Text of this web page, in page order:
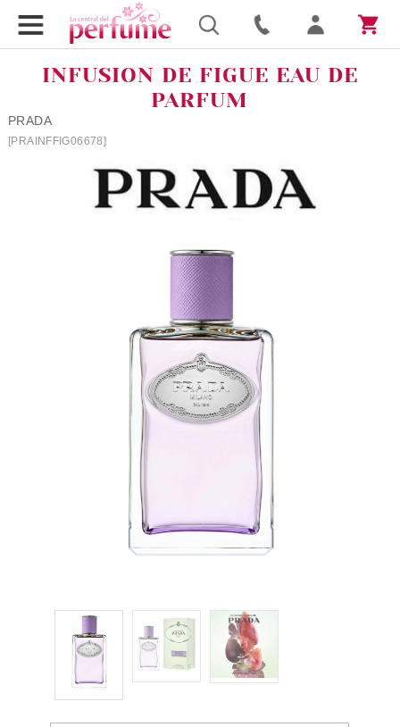
INFUSION DE FIGUE EAU DE
PARFUM
PRADA
[PRAINFFIG06678]